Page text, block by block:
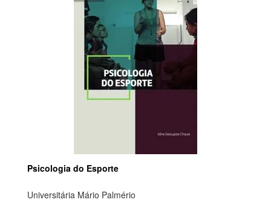
Psicologia do Esporte
Universitária Mário Palmério